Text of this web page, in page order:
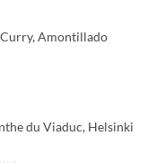
Amontillado
du Viaduc, Helsinki